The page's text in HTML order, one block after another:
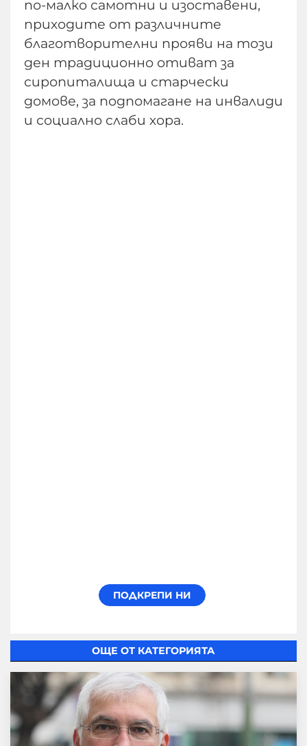
по-малко самотни и изоставени,
приходите от различните
благотворителни прояви на този
ден традиционно отиват за
сиропиталища и старчески
домове, за подпомагане на инвалиди
и социално слаби хора.
ОЩЕ ОТ КАТЕГОРИЯТА